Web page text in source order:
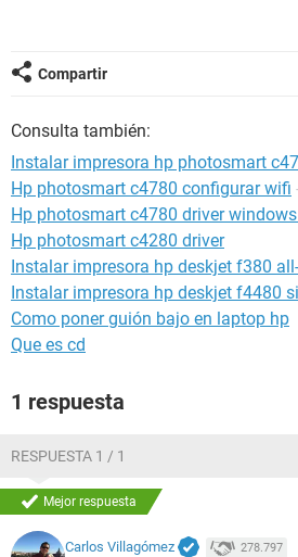
Compartir
Consulta también:
Instalar impresora hp photosmart
Hp photosmart c4780 configurar wifi
Hp photosmart c4780 driver
Hp photosmart c4280 driver
Instalar impresora hp deskjet f380
Instalar impresora hp deskjet f4480
Como poner guión bajo en laptop hp
Que es cd
1 respuesta
RESPUESTA 1 / 1
Mejor respuesta
Carlos Villagómez 278.797